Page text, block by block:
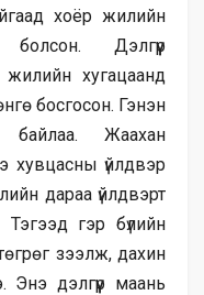
хоёр жилийн
Дэлгүүр
хугацаанд
босгосон. Гэнэн
байлаа. Жаахан
хувцасны үйлдвэр
дараа үйлдвэрт
Тэгээд гэр бүлийн
зээлж, дахин
Энэ дэлгүүр маань